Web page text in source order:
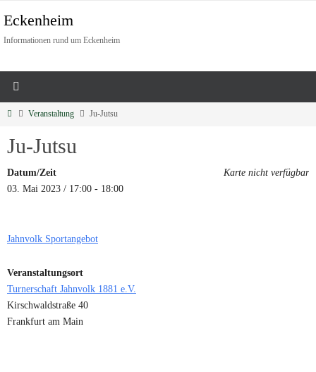
Eckenheim
Informationen rund um Eckenheim
Veranstaltung Ju-Jutsu
Ju-Jutsu
Karte nicht verfügbar
Datum/Zeit
03. Mai 2023 / 17:00 - 18:00
Jahnvolk Sportangebot
Veranstaltungsort
Turnerschaft Jahnvolk 1881 e.V.
Kirschwaldstraße 40
Frankfurt am Main